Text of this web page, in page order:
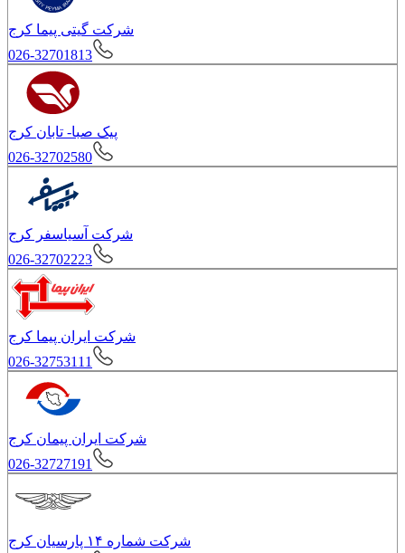
شرکت گيتى پيما کرج
026-32701813
پیک صبا- تابان کرج
026-32702580
شرکت آسياسفر کرج
026-32702223
شرکت ايران پيما کرج
026-32753111
شرکت ایران پیمان کرج
026-32727191
شرکت شماره ۱۴ پارسیان کرج